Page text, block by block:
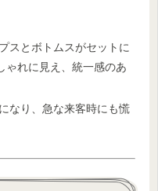
スとボトムスがセットに
ゃれに見え、統一感のあ
なり、急な来客時にも慌